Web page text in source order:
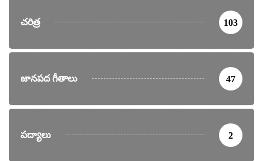
చరిత్ర 103
జానపద గీతాలు 47
పద్యాలు 2